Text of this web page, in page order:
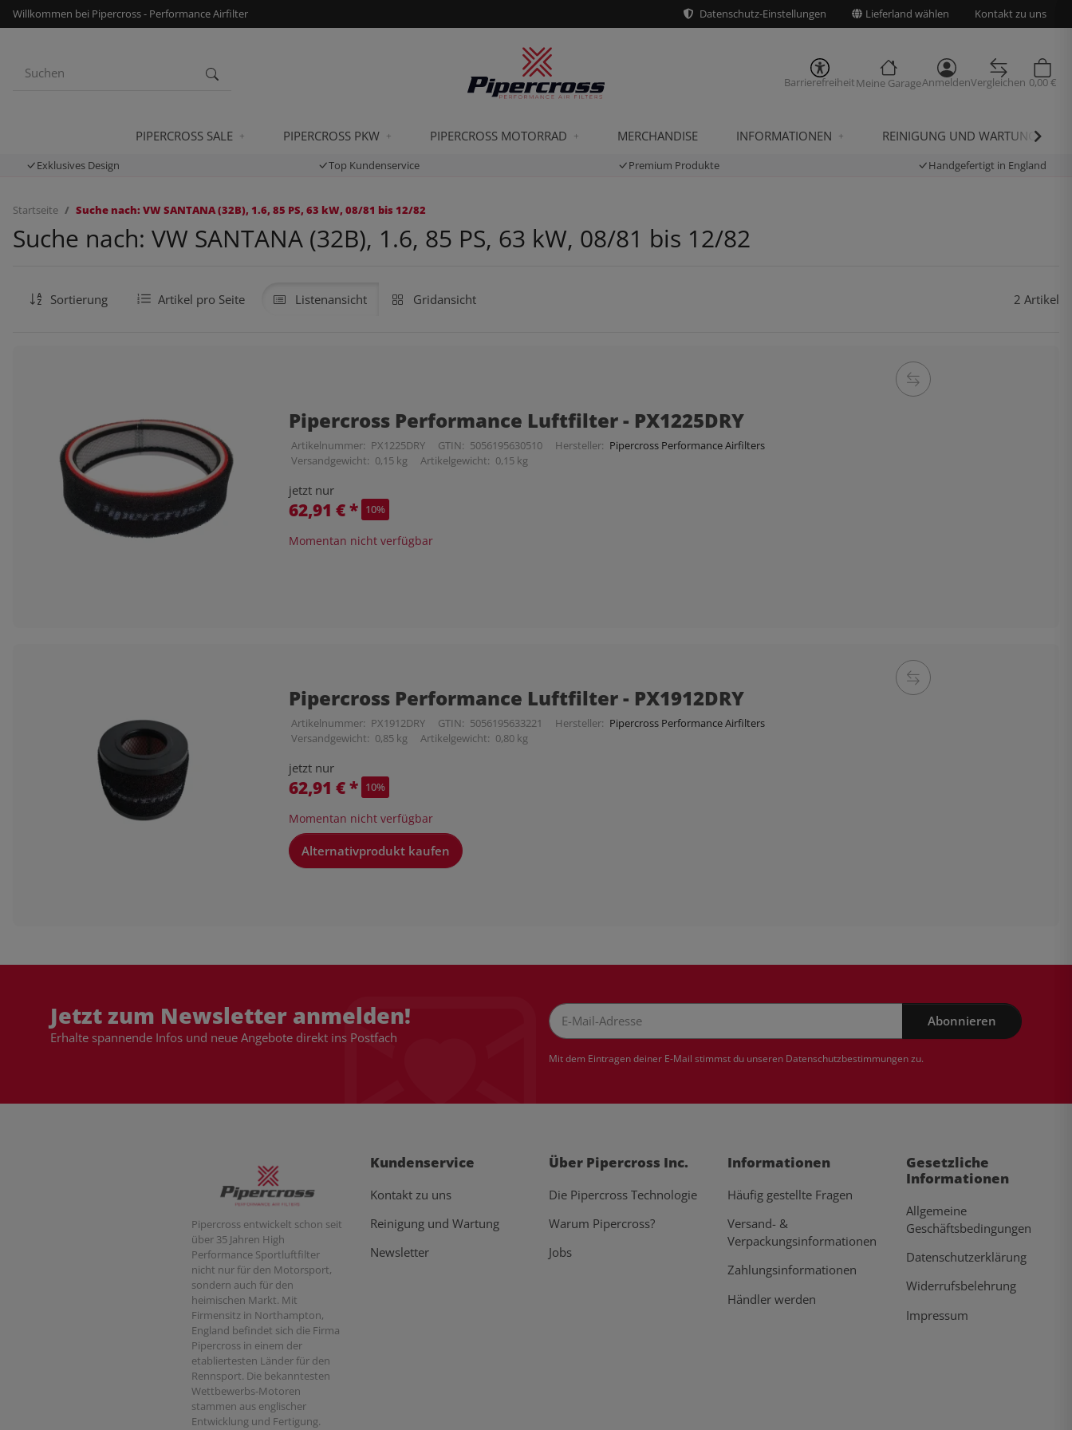
Willkommen bei Pipercross - Performance Airfilter Datenschutz-Einstellungen Lieferland wählen Kontakt zu uns
BarrierefreiheitMeine GarageAnmeldenVergleichen 0,00 €
PIPERCROSS SALE PIPERCROSS PKW PIPERCROSS MOTORRAD MERCHANDISE INFORMATIONEN REINIGUNG UND WARTUNG
Exklusives Design Top Kundenservice Premium Produkte Handgefertigt in England
Startseite Suche nach: VW SANTANA (32B), 1.6, 85 PS, 63 kW, 08/81 bis 12/82
Suche nach: VW SANTANA (32B), 1.6, 85 PS, 63 kW, 08/81 bis 12/82
Sortierung Artikel pro Seite Listenansicht Gridansicht 2 Artikel
Pipercross Performance Luftfilter - PX1225DRY
Artikelnummer: PX1225DRY GTIN: 5056195630510 Hersteller: Pipercross Performance Airfilters
Versandgewicht: 0,15 kg Artikelgewicht: 0,15 kg
jetzt nur
62,91 €* 10%
Momentan nicht verfügbar
Pipercross Performance Luftfilter - PX1912DRY
Artikelnummer: PX1912DRY GTIN: 5056195633221 Hersteller: Pipercross Performance Airfilters
Versandgewicht: 0,85 kg Artikelgewicht: 0,80 kg
jetzt nur
62,91 €* 10%
Momentan nicht verfügbar
Alternativprodukt kaufen
Jetzt zum Newsletter anmelden!
Erhalte spannende Infos und neue Angebote direkt ins Postfach
Abonnieren
Mit dem Eintragen deiner E-Mail stimmst du unseren Datenschutzbestimmungenzu.
Pipercross entwickelt schon seit
über 35 Jahren High
Performance Sportluftfilter
nicht nur für den Motorsport,
sondern auch für den
heimischen Markt. Mit
Firmensitz in Northampton,
England befindet sich die Firma
Pipercross in einem der
etabliertesten Länder für den
Rennsport. Die bekanntesten
Wettbewerbs-Motoren
stammen aus englischer
Entwicklung und Fertigung.
Kundenservice
Kontakt zu uns
Reinigung und Wartung
Newsletter
Über Pipercross Inc.
Die Pipercross Technologie
Warum Pipercross?
Jobs
Informationen
Häufig gestellte Fragen
Versand- &
Verpackungsinformationen
Zahlungsinformationen
Händler werden
Gesetzliche
Informationen
Allgemeine
Geschäftsbedingungen
Datenschutzerklärung
Widerrufsbelehrung
Impressum